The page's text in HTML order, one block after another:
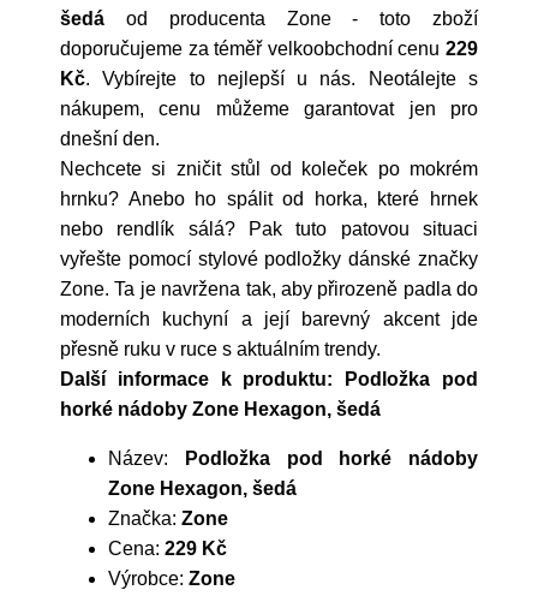
šedá od producenta Zone- toto zboží
doporučujeme za téměř velkoobchodní cenu 229
Kč. Vybírejte to nejlepší u nás. Neotálejte s
nákupem, cenu můžeme garantovat jen pro
dnešní den.
Nechcete si zničit stůl od koleček po mokrém
hrnku? Anebo ho spálit od horka, které hrnek
nebo rendlík sálá? Pak tuto patovou situaci
vyřešte pomocí stylové podložky dánské značky
Zone. Ta je navržena tak, aby přirozeně padla do
moderních kuchyní a její barevný akcent jde
přesně ruku v ruce s aktuálním trendy.
Další informace k produktu: Podložka pod
horké nádoby Zone Hexagon, šedá
Název:
Podložka pod horké nádoby
Zone Hexagon, šedá
Značka: Zone
Cena: 229 Kč
Výrobce: Zone